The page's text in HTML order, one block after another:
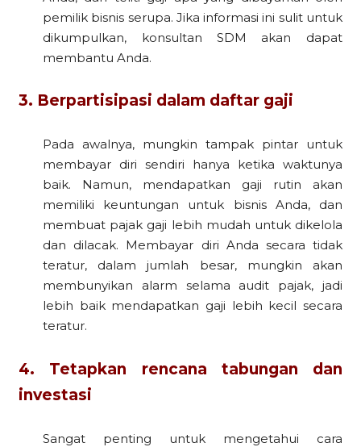
pemilik bisnis serupa. Jika informasi ini sulit untuk
dikumpulkan, konsultan SDM akan dapat
membantu Anda.
3. Berpartisipasi dalam daftar gaji
Pada awalnya, mungkin tampak pintar untuk
membayar diri sendiri hanya ketika waktunya
baik. Namun, mendapatkan gaji rutin akan
memiliki keuntungan untuk bisnis Anda, dan
membuat pajak gaji lebih mudah untuk dikelola
dan dilacak. Membayar diri Anda secara tidak
teratur, dalam jumlah besar, mungkin akan
membunyikan alarm selama audit pajak, jadi
lebih baik mendapatkan gaji lebih kecil secara
teratur.
4. Tetapkan rencana tabungan dan
investasi
Sangat penting untuk mengetahui cara